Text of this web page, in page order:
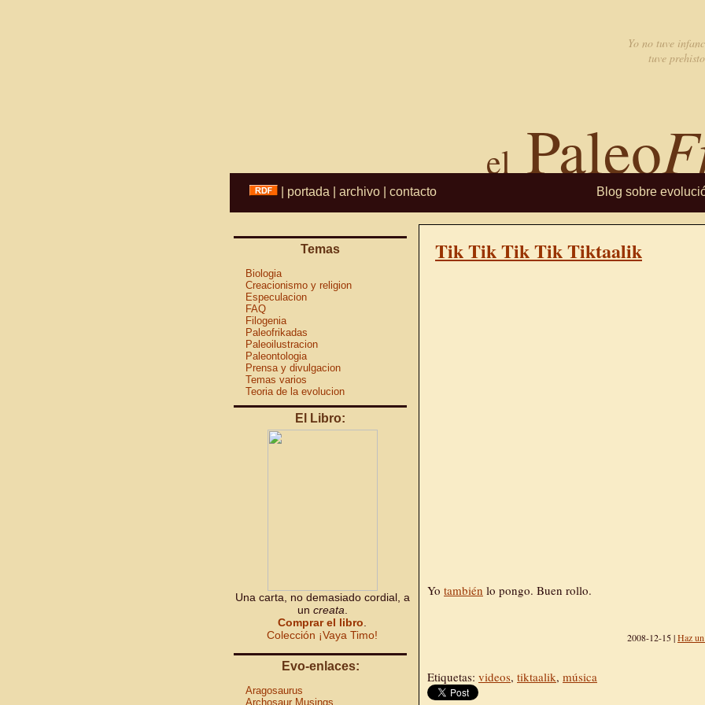
Yo no tuve
tuve
elPaleo
portada archivo contacto Blog sobre
Temas
Biologia
Creacionismo y religion
Especulacion
FAQ
Filogenia
Paleofrikadas
Paleoilustracion
Paleontologia
Prensa y divulgacion
Temas varios
Teoria de la evolucion
El Libro:
Una carta, no demasiado cordial, a
un creata
Comprar el libro
Colección ¡Vaya Timo!
Evo-enlaces:
Aragosaurus
Archosaur Musings
Tik Tik Tik Tik Tiktaalik
Yo también lo pongo. Buen rollo.
2008-12-15 |Haz
Etiquetas: videos, tiktaalik, música